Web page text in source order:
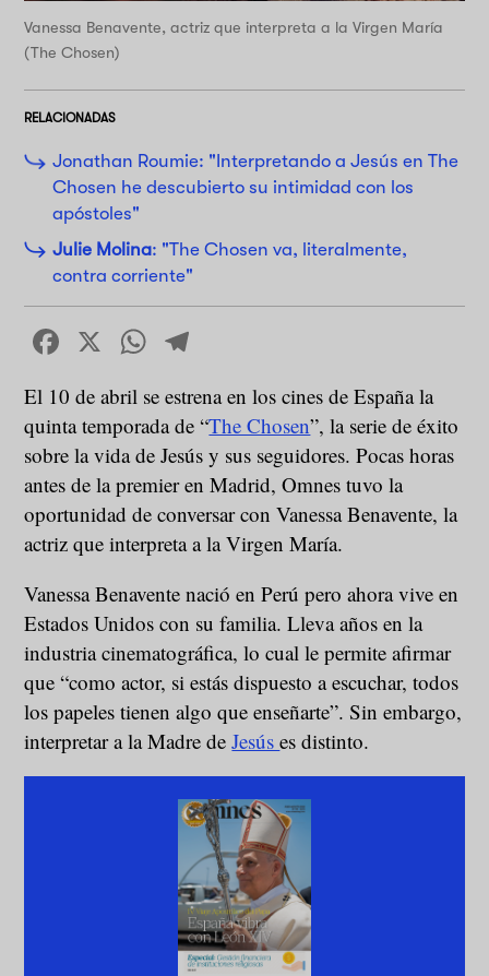
Vanessa Benavente, actriz que interpreta a la Virgen María
(The Chosen)
RELACIONADAS
Jonathan Roumie: "Interpretando a Jesús en The
Chosen he descubierto su intimidad con los
apóstoles"
Julie Molina: "The Chosen va, literalmente,
contra corriente"
Facebook
X WhatsApp
El 10 de abril se estrena en los cines de España la
quinta temporada de “The Chosen”, la serie de éxito
sobre la vida de Jesús y sus seguidores. Pocas horas
antes de la premier en Madrid, Omnes tuvo la
oportunidad de conversar con Vanessa Benavente, la
actriz que interpreta a la Virgen María.
Vanessa Benavente nació en Perú pero ahora vive en
Estados Unidos con su familia. Lleva años en la
industria cinematográfica, lo cual le permite afirmar
que “como actor, si estás dispuesto a escuchar, todos
los papeles tienen algo que enseñarte”. Sin embargo,
interpretar a la Madre deJesúses distinto.